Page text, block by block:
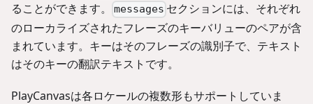
ることができます。
messages セクションには、それぞれ
のローカライズされたフレーズのキーバリューのペアが含
まれています。キーはそのフレーズの識別子で、テキスト
はそのキーの翻訳テキストです。
PlayCanvasは各ロケールの複数形もサポートしていま